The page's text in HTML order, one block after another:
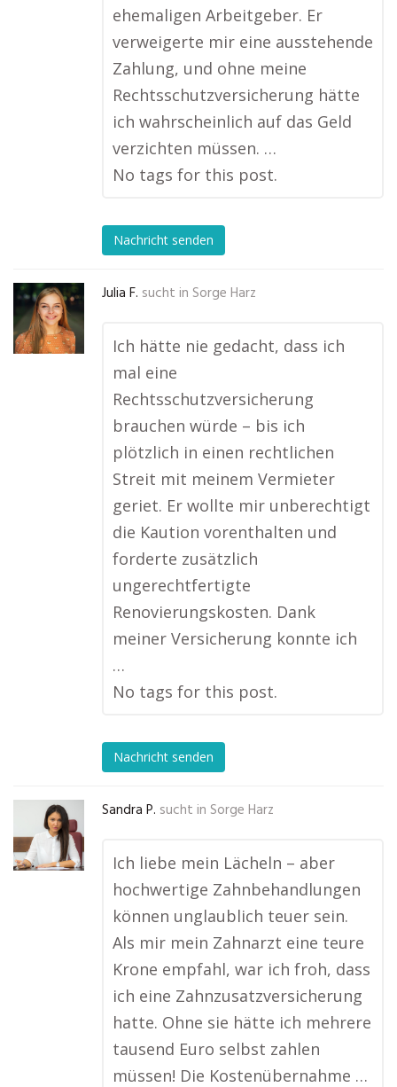
ehemaligen Arbeitgeber. Er
verweigerte mir eine ausstehende
Zahlung, und ohne meine
Rechtsschutzversicherung hätte
ich wahrscheinlich auf das Geld
verzichten müssen. …
No tags for this post.
Nachricht senden
Julia F. sucht in Sorge Harz
Ich hätte nie gedacht, dass ich
mal eine
Rechtsschutzversicherung
brauchen würde – bis ich
plötzlich in einen rechtlichen
Streit mit meinem Vermieter
geriet. Er wollte mir unberechtigt
die Kaution vorenthalten und
forderte zusätzlich
ungerechtfertigte
Renovierungskosten. Dank
meiner Versicherung konnte ich
…
No tags for this post.
Nachricht senden
Sandra P. sucht in Sorge Harz
Ich liebe mein Lächeln – aber
hochwertige Zahnbehandlungen
können unglaublich teuer sein.
Als mir mein Zahnarzt eine teure
Krone empfahl, war ich froh, dass
ich eine Zahnzusatzversicherung
hatte. Ohne sie hätte ich mehrere
tausend Euro selbst zahlen
müssen! Die Kostenübernahme …